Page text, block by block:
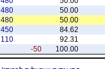
50.00
480
50.00
480
84.62
450
92.31
110
100.00
-50